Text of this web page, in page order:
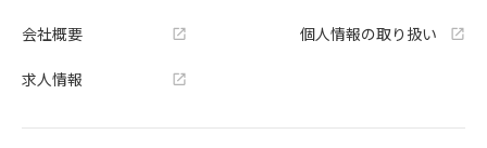
会社概要
求人情報
個人情報の取り扱い